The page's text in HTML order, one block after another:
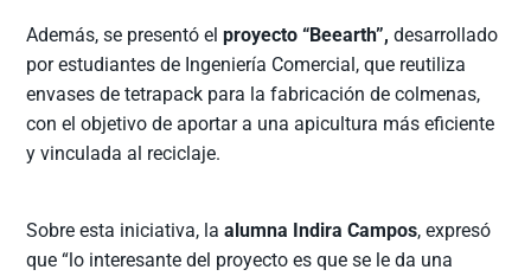
Además, se presentó elproyecto “Beearth”,desarrollado
por estudiantes de Ingeniería Comercial, que reutiliza
envases de tetrapack para la fabricación de colmenas,
con el objetivo de aportar a una apicultura más eficiente
y vinculada al reciclaje.
Sobre esta iniciativa, laalumna Indira Campos, expresó
que “lo interesante del proyecto es que se le da una